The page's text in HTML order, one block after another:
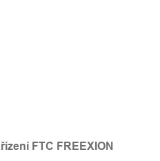
FTC FREEXION